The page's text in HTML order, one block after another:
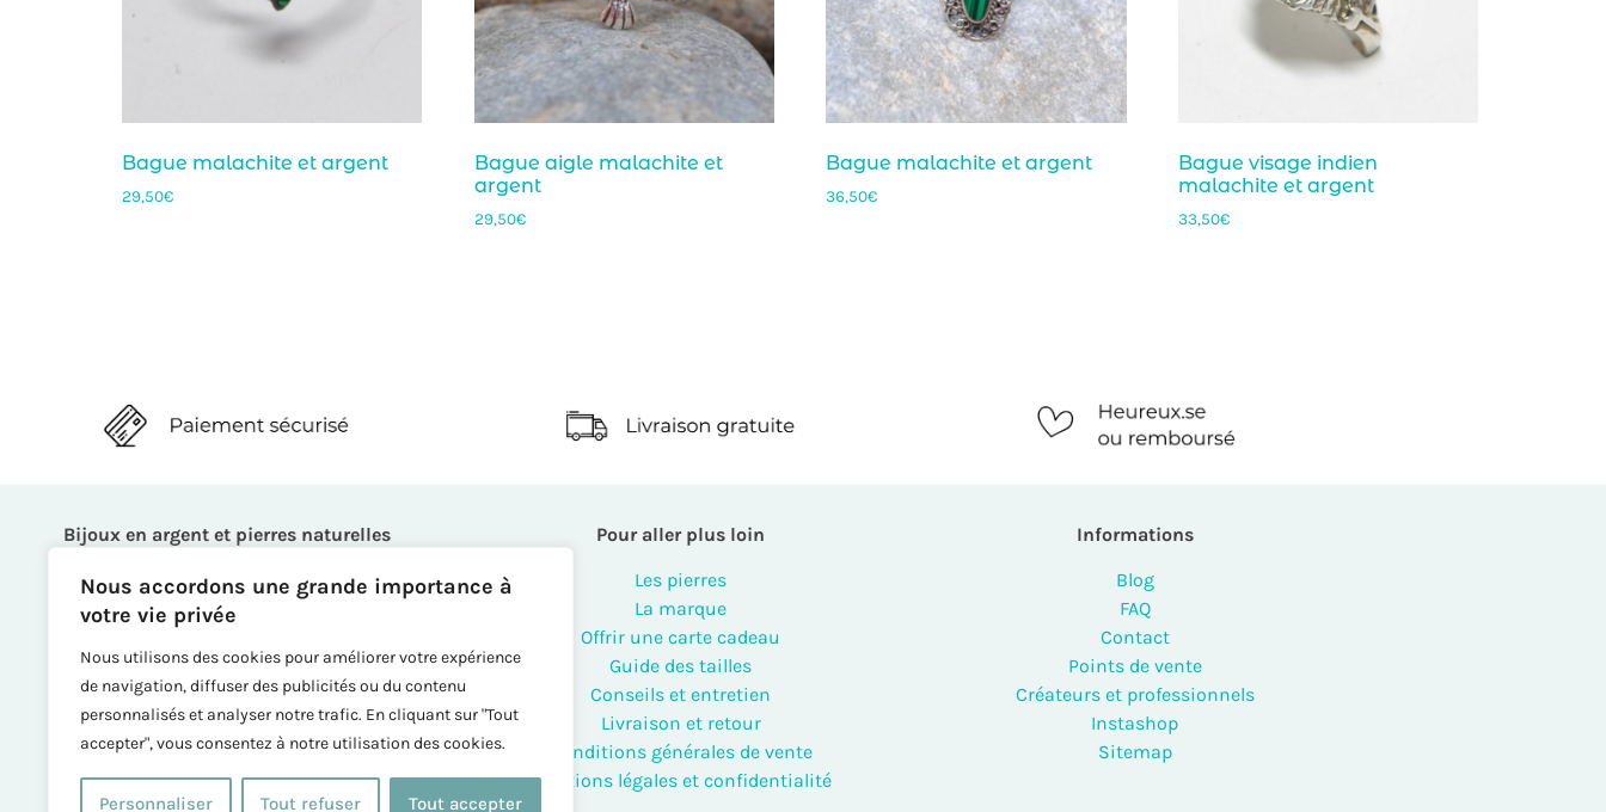
Nous accordons une grande importance à
votre vie privée
Nous utilisons des cookies pour améliorer votre expérience
de navigation, diffuser des publicités ou du contenu
personnalisés et analyser notre trafic. En cliquant sur "Tout
accepter", vous consentez à notre utilisation des cookies.
Personnaliser Tout refuser Tout accepter
Bague malachite et argent
29,50€
Bague aigle malachite et
argent
29,50€
Bague malachite et argent
36,50€
Bague visage indien
malachite et argent
33,50€
Bijoux en argent et pierres naturelles
Bagues
Boucles d’oreille
Broches
Colliers
Chaînes de cheville
Créations
Tous les bijoux
Pour aller plus loin
Les pierres
La marque
Offrir une carte cadeau
Guide des tailles
Conseils et entretien
Livraison et retour
Conditions générales de vente
Mentions légales et confidentialité
Informations
Blog
FAQ
Contact
Points de vente
Créateurs et professionnels
Instashop
Sitemap